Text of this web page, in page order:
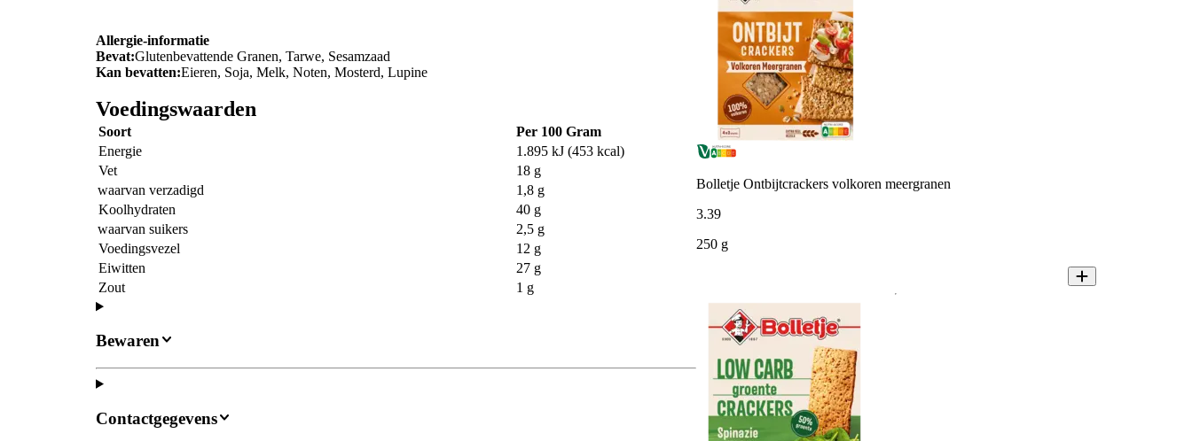
Allergie-informatie
Bevat:Glutenbevattende Granen, Tarwe, Sesamzaad
Kan bevatten:Eieren, Soja, Melk, Noten, Mosterd, Lupine
Voedingswaarden
Soort
Per 100 Gram
Energie
1.895 kJ (453 kcal)
Vet
18 g
waarvan verzadigd
1,8 g
Koolhydraten
40 g
waarvan suikers
2,5 g
Voedingsvezel
12 g
Eiwitten
27 g
Zout
1 g
Bewaren
Contactgegevens
Bolletje Ontbijtcrackers volkoren meergranen
3.39
250 g